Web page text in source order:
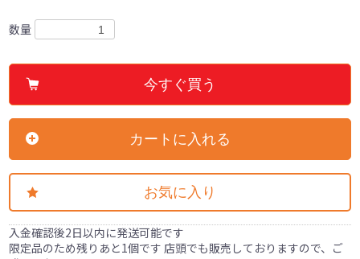
数量
今すぐ買う
カートに入れる
お気に入り
入金確認後2日以内に発送可能です
限定品のため残りあと1個です 店頭でも販売しておりますので、ご